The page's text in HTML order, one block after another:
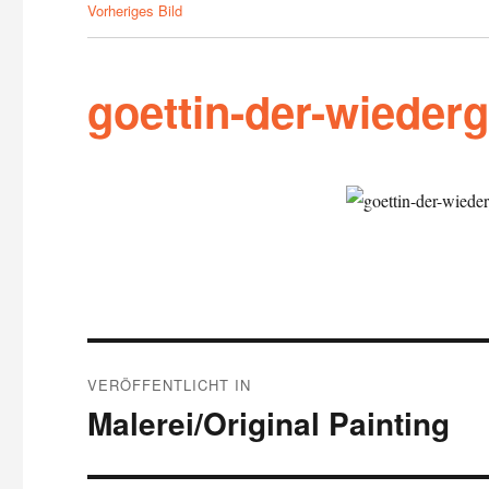
Vorheriges Bild
goettin-der-
VERÖFFENTLICHT IN
Malerei/Original Painting